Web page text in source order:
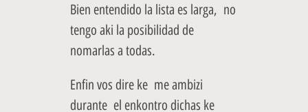
Bien entendido la lista es larga, no
tengo aki la posibilidad de
nomarlas a todas.
Enfin vos dire ke me ambizi
durante el enkontro dichas ke